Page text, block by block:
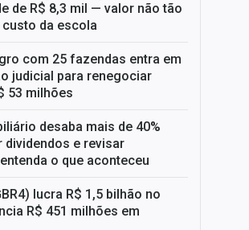
de R$ 8,3 mil — valor não tão
da escola
com 25 fazendas entra em
judicial para renegociar
53 milhões
desaba mais de 40%
dividendos e revisar
o que aconteceu
lucra R$ 1,5 bilhão no
R$ 451 milhões em